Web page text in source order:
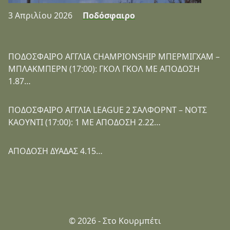
3 Απριλίου 2026 Ποδόσφαιρο
ΠΟΔΟΣΦΑΙΡΟ ΑΓΓΛΙΑ CHAMPIONSHIP ΜΠΕΡΜΙΓΧΑΜ –
ΜΠΛΑΚΜΠΕΡΝ (17:00): ΓΚΟΛ ΓΚΟΛ ΜΕ ΑΠΟΔΟΣΗ
1.87…
ΠΟΔΟΣΦΑΙΡΟ ΑΓΓΛΙΑ LEAGUE 2 ΣΑΛΦΟΡΝΤ – ΝΟΤΣ
ΚΑΟΥΝΤΙ (17:00): 1 ΜΕ ΑΠΟΔΟΣΗ 2.22…
ΑΠΟΔΟΣΗ ΔΥΑΔΑΣ 4.15…
© 2026 - Στο Κουρμπέτι